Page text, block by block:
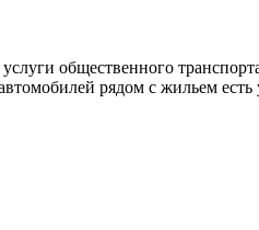
общественного
рядом с жильем